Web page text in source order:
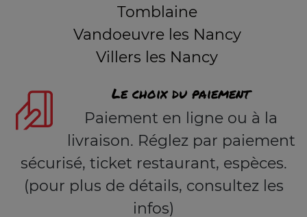
Tomblaine
Vandoeuvre les Nancy
Villers les Nancy
Le choix du paiement
Paiement en ligne ou à la
livraison. Réglez par paiement
sécurisé, ticket restaurant, espèces.
(pour plus de détails, consultez les
infos)